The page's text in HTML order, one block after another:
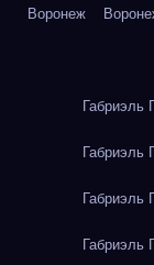
Воронеж
Габриэль
Габриэль
Габриэль
Габриэль